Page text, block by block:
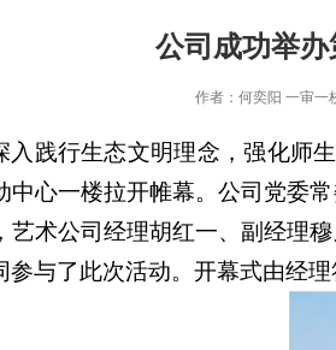
公司成功举
作者：何奕阳 一审一
入践行生态文明理念，强化师
中心一楼拉开帷幕。公司党委
艺术公司经理胡红一、副经理
参与了此次活动。开幕式由经理